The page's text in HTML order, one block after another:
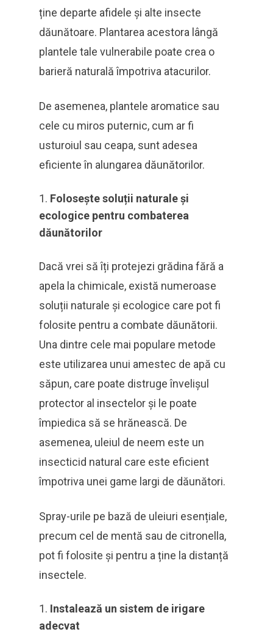
ține departe afidele și alte insecte
dăunătoare. Plantarea acestora lângă
plantele tale vulnerabile poate crea o
barieră naturală împotriva atacurilor.
De asemenea, plantele aromatice sau
cele cu miros puternic, cum ar fi
usturoiul sau ceapa, sunt adesea
eficiente în alungarea dăunătorilor.
Folosește soluții naturale și
ecologice pentru combaterea
dăunătorilor
Dacă vrei să îți protejezi grădina fără a
apela la chimicale, există numeroase
soluții naturale și ecologice care pot fi
folosite pentru a combate dăunătorii.
Una dintre cele mai populare metode
este utilizarea unui amestec de apă cu
săpun, care poate distruge învelișul
protector al insectelor și le poate
împiedica să se hrănească. De
asemenea, uleiul de neem este un
insecticid natural care este eficient
împotriva unei game largi de dăunători.
Spray-urile pe bază de uleiuri esențiale,
precum cel de mentă sau de citronella,
pot fi folosite și pentru a ține la distanță
insectele.
Instalează un sistem de irigare
adecvat